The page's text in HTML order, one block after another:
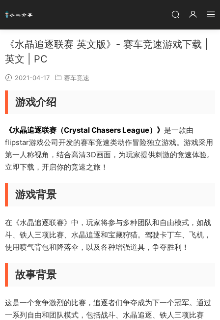
《水晶追逐联赛 英文版》- 赛车竞速游戏下载 |
英文 | PC
2021-04-17 赛车竞速
游戏介绍
《水晶追逐联赛（Crystal Chasers League）》 是一款由
flipstar游戏公司开发的赛车竞速类动作冒险独立游戏。游戏采用
第一人称视角，结合高清3D画面，为玩家提供刺激的竞速体验。
立即下载，开启你的竞速之旅！
游戏背景
在《水晶追逐联赛》中，玩家将参与多种团队和自由模式，如战
斗、铁人三项比赛、水晶追逐和宝藏狩猎。驾驶卡丁车、飞机，
使用喷气背包和降落伞，以及各种增强道具，争夺胜利！
故事背景
这是一个竞争激烈的比赛，追逐者们争夺成为下一个冠军。通过
一系列自由和团队模式，包括战斗、水晶追逐、铁人三项比赛